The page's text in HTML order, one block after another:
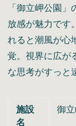
「御立岬公園
放感が魅力です
れると潮風が心
覚。視界に広が
な思考がすっと
施設
名
御